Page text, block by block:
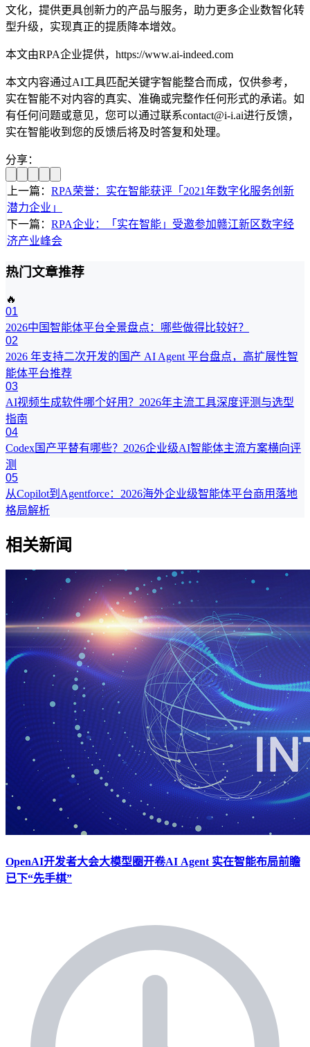
文化，提供更具创新力的产品与服务，助力更多企业数智化转
型升级，实现真正的提质降本增效。
本文由RPA企业提供，https://www.ai-indeed.com
本文内容通过AI工具匹配关键字智能整合而成，仅供参考，
实在智能不对内容的真实、准确或完整作任何形式的承诺。如
有任何问题或意见，您可以通过联系contact@i-i.ai进行反馈，
实在智能收到您的反馈后将及时答复和处理。
分享：
上一篇： RPA荣誉：实在智能获评「2021年数字化服务创新
潜力企业」
下一篇： RPA企业：「实在智能」受邀参加赣江新区数字经
济产业峰会
热门文章推荐
🔥
01
2026中国智能体平台全景盘点：哪些做得比较好？
02
2026 年支持二次开发的国产 AI Agent 平台盘点，高扩展性智
能体平台推荐
03
AI视频生成软件哪个好用？2026年主流工具深度评测与选型
指南
04
Codex国产平替有哪些？2026企业级AI智能体主流方案横向评
测
05
从Copilot到Agentforce：2026海外企业级智能体平台商用落地
格局解析
相关新闻
OpenAI开发者大会大模型圈开卷AI Agent 实在智能布局前瞻
已下“先手棋”